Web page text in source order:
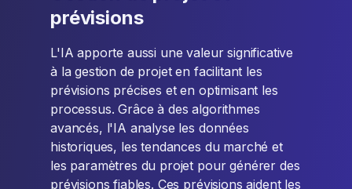
prévisions
L'IA apporte aussi une valeur significative
à la gestion de projet en facilitant les
prévisions précises et en optimisant les
processus. Grâce à des algorithmes
avancés, l'IA analyse les données
historiques, les tendances du marché et
les paramètres du projet pour générer des
prévisions fiables. Ces prévisions aident les